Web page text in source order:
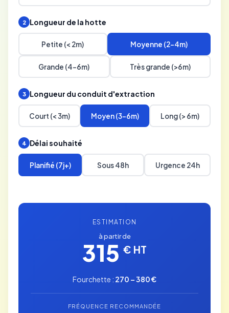
2 Longueur de la hotte
Petite (< 2m) Moyenne (2-4m)
Grande (4-6m) Très grande (>6m)
3 Longueur du conduit d'extraction
Court (< 3m) Moyen (3-6m) Long (> 6m)
4 Délai souhaité
Planifié (7j+) Sous 48h Urgence 24h
ESTIMATION
à partir de
315 € HT
Fourchette : 270 – 380 €
FRÉQUENCE RECOMMANDÉE